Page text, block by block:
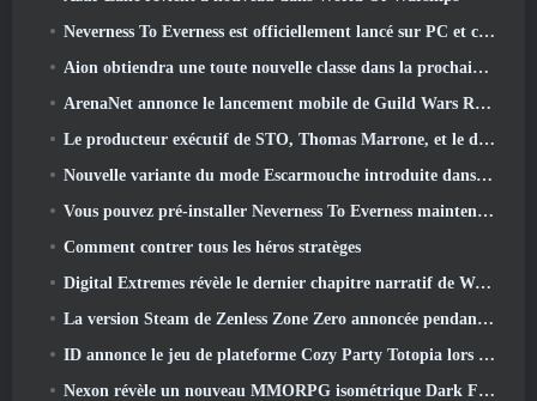
Neverness To Everness est officiellement lancé sur PC et consoles
Aion obtiendra une toute nouvelle classe dans la prochaine mise à jour de Dread Blade
ArenaNet annonce le lancement mobile de Guild Wars Reforged
Le producteur exécutif de STO, Thomas Marrone, et le directeur créatif de Neverwinter, Randy Mosiondz, discutent des jeux et de l'avenir de Cryptic.
Nouvelle variante du mode Escarmouche introduite dans le dernier acte de Valorant
Vous pouvez pré-installer Neverness To Everness maintenant
Comment contrer tous les héros stratèges
Digital Extremes révèle le dernier chapitre narratif de Warframe avec un nouveau short d'anime
La version Steam de Zenless Zone Zero annoncée pendant la version 2.8 Programme spécial
ID annonce le jeu de plateforme Cozy Party Totopia lors de la vitrine Xbox, Lance le recrutement bêta
Nexon révèle un nouveau MMORPG isométrique Dark Fantasy, Braises des sans couronne